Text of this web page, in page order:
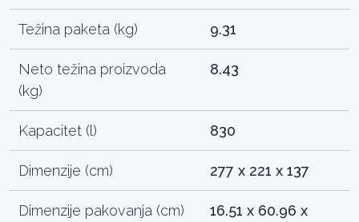
Težina paketa (kg) 9.31
Neto težina proizvoda
(kg)
8.43
Kapacitet (l) 830
Dimenzije (cm) 277 x 221 x 137
Dimenzije pakovanja (cm)
16.51 x 60.96 x